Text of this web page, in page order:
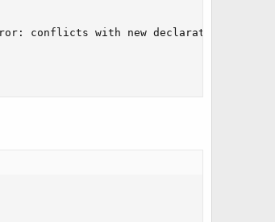
error: conflicts with new declaration with